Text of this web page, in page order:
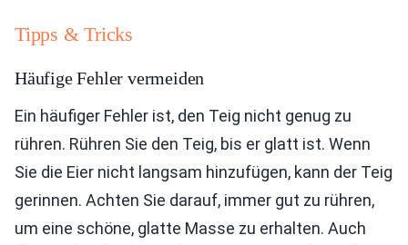
Tipps & Tricks
Häufige Fehler vermeiden
Ein häufiger Fehler ist, den Teig nicht genug zu
rühren. Rühren Sie den Teig, bis er glatt ist. Wenn
Sie die Eier nicht langsam hinzufügen, kann der Teig
gerinnen. Achten Sie darauf, immer gut zu rühren,
um eine schöne, glatte Masse zu erhalten. Auch